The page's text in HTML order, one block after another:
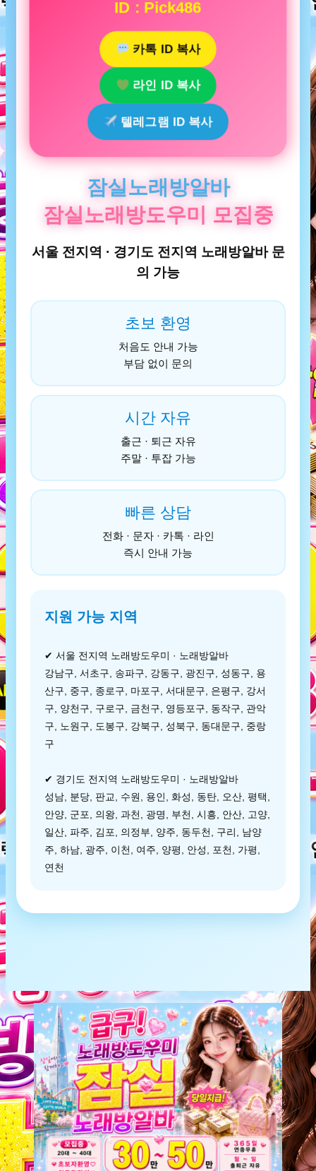
ID : Pick486
카톡 ID 복사
라인 ID 복사
텔레그램 ID 복사
잠실노래방알바
잠실노래방도우미 모집중
서울 전지역 · 경기도 전지역 노래방알바 문
의 가능
초보 환영
처음도 안내 가능
부담 없이 문의
시간 자유
출근 · 퇴근 자유
주말 · 투잡 가능
빠른 상담
전화 · 문자 · 카톡 · 라인
즉시 안내 가능
지원 가능 지역
✔ 서울 전지역 노래방도우미 · 노래방알바
강남구, 서초구, 송파구, 강동구, 광진구, 성동구, 용
산구, 중구, 종로구, 마포구, 서대문구, 은평구, 강서
구, 양천구, 구로구, 금천구, 영등포구, 동작구, 관악
구, 노원구, 도봉구, 강북구, 성북구, 동대문구, 중랑
구
✔ 경기도 전지역 노래방도우미 · 노래방알바
성남, 분당, 판교, 수원, 용인, 화성, 동탄, 오산, 평택,
안양, 군포, 의왕, 과천, 광명, 부천, 시흥, 안산, 고양,
일산, 파주, 김포, 의정부, 양주, 동두천, 구리, 남양
주, 하남, 광주, 이천, 여주, 양평, 안성, 포천, 가평,
연천